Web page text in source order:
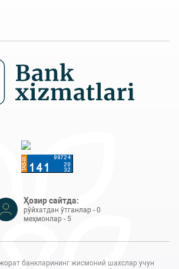
Ҳозир сайтда:
рўйхатдан ўтганлар - 0
меҳмонлар - 5
банкларининг жисмоний шахслар учун